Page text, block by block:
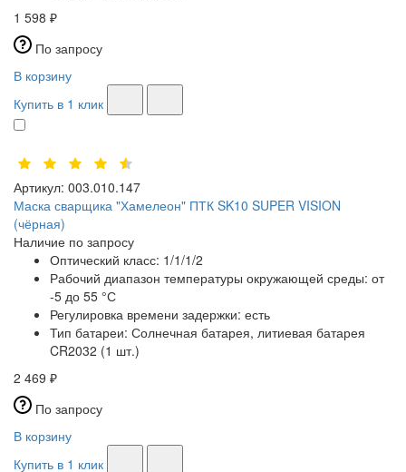
1 598 ₽
По запросу
В корзину
Купить в 1 клик
Артикул: 003.010.147
Маска сварщика "Хамелеон" ПТК SK10 SUPER VISION
(чёрная)
Наличие по запросу
Оптический класс: 1/1/1/2
Рабочий диапазон температуры окружающей среды: от
-5 до 55 °С
Регулировка времени задержки: есть
Тип батареи: Солнечная батарея, литиевая батарея
CR2032 (1 шт.)
2 469 ₽
По запросу
В корзину
Купить в 1 клик